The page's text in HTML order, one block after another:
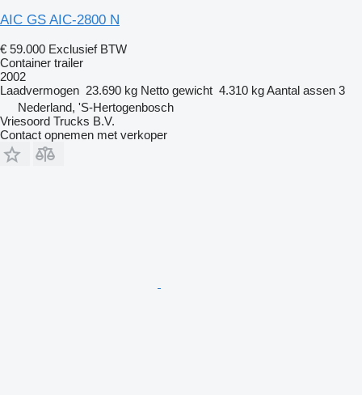
AIC GS AIC-2800 N
€ 59.000 Exclusief BTW
Container trailer
2002
Laadvermogen 23.690 kg Netto gewicht 4.310 kgAantal assen 3
Nederland, 'S-Hertogenbosch
Vriesoord Trucks B.V.
Contact opnemen met verkoper